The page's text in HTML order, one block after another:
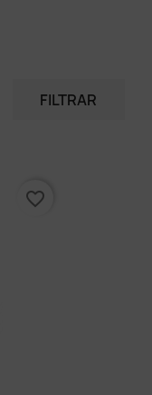
FILTRAR
favorite_border